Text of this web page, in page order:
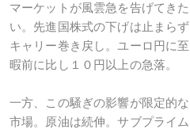
マーケットが風雲急を告げてき
い。先進国株式の下げは止まら
キャリー巻き戻し。ユーロ円に
暇前に比し１０円以上の急落。
一方、この騒ぎの影響が限定的
市場。原油は続伸。サブプライ